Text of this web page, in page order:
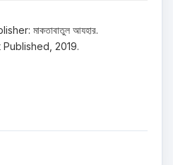
মাকতাবাতুল আযহার.
Published, 2019.